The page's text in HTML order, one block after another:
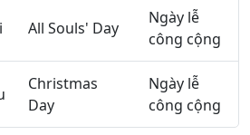
All Souls' Day
Ngày lễ
công cộng
Christmas
Day
Ngày lễ
công cộng